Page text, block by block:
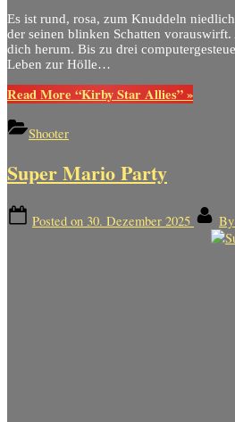
Es ist rund, rosa, zum Knuddeln
der seinen blinken Schatten
dich herum. Bis zu drei
Leben zur Hölle…
Read More “Kirby Star Allies”»
Shooter
Super Mario Party
Posted on 30. Dezember 2025 By